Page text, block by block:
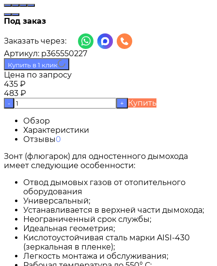
Под заказ
Заказать через:
Артикул: p365550227
Купить в 1 клик
Цена по запросу
435 ₽
483 ₽
- +
Купить
Обзор
Характеристики
Отзывы0
Зонт (флюгарок) для одностенного дымохода
имеет следующие особенности:
Отвод дымовых газов от отопительного
оборудования
Универсальный;
Устанавливается в верхней части дымохода;
Неограниченный срок службы;
Идеальная геометрия;
Кислотоустойчивая сталь марки AISI-430
(зеркальная в пленке);
Легкость монтажа и обслуживания;